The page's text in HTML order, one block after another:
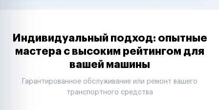
Таксопарки
Автодилеры
Строительные компании
Аренда спецтехники
Индивидуальный подход: опытные
мастера с высоким рейтингом для
вашей машины
Гарантированное обслуживание или ремонт вашего
транспортного средства